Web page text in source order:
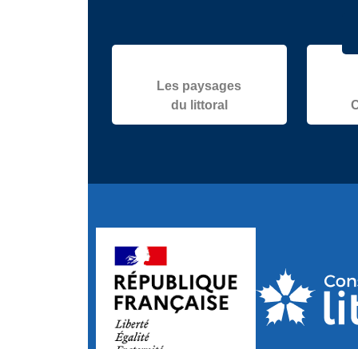
Les paysages
du littoral